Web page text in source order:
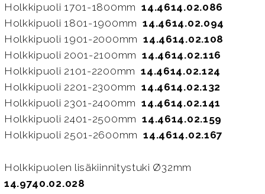
Holkkipuoli 1701-1800mm14.4614.02.086
Holkkipuoli 1801-1900mm14.4614.02.094
Holkkipuoli 1901-2000mm14.4614.02.108
Holkkipuoli 2001-2100mm14.4614.02.116
Holkkipuoli 2101-2200mm14.4614.02.124
Holkkipuoli 2201-2300mm14.4614.02.132
Holkkipuoli 2301-2400mm14.4614.02.141
Holkkipuoli 2401-2500mm14.4614.02.159
Holkkipuoli 2501-2600mm14.4614.02.167
Holkkipuolen lisäkiinnitystuki Ø32mm
14.9740.02.028